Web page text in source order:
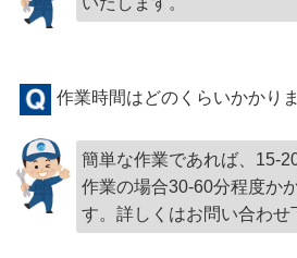
作業時間はどのくらいかかり
簡単な作業であれば、15-
作業の場合30-60分程度か
す。詳しくはお問い合わせ